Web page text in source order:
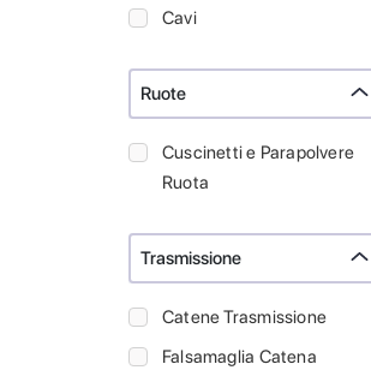
Cavi
Ruote
Cuscinetti e Parapolvere
Ruota
Trasmissione
Catene Trasmissione
Falsamaglia Catena